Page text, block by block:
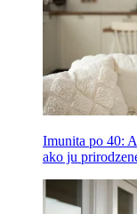
Imunita po 40:
ako ju